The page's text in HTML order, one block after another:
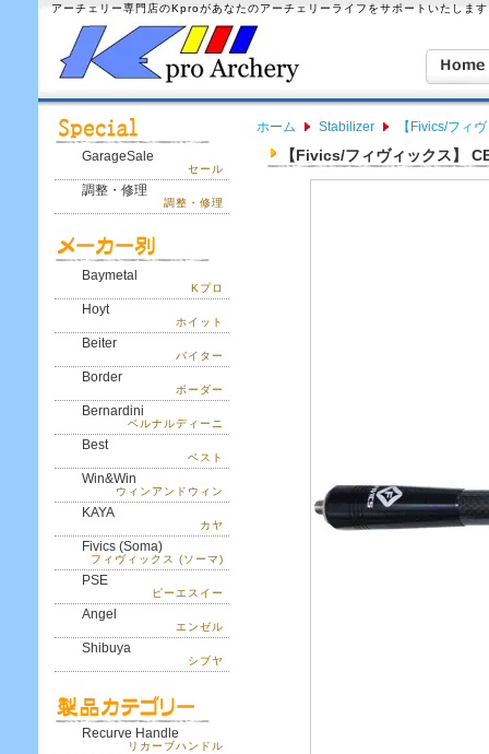
アーチェリー専門店のKproがあなたのアーチェリーライフをサポートいたしま
GarageSale
セール
調整・修理
調整・修理
Baymetal
Kプロ
Hoyt
ホイット
Beiter
バイター
Border
ボーダー
Bernardini
ベルナルディーニ
Best
ベスト
Win&Win
ウィンアンドウィン
KAYA
カヤ
Fivics (Soma)
フィヴィックス (ソーマ)
PSE
ピーエスイー
Angel
エンゼル
Shibuya
シブヤ
Recurve Handle
リカーブハンドル
ホーム Stabilizer 【Fivics/フィ
【Fivics/フィヴィックス】